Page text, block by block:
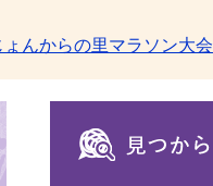
んからの里マラソン大会